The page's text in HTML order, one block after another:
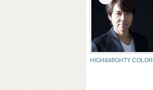
HIGH&MIGHTY COLOR